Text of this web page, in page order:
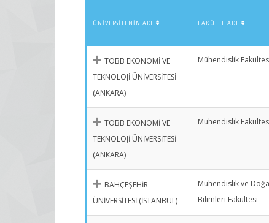
ÜNIVERSITENIN ADI FAKÜLTE ADI
TOBB EKONOMİ VE
TEKNOLOJİ ÜNİVERSİTESİ
(ANKARA)
Mühendislik
TOBB EKONOMİ VE
TEKNOLOJİ ÜNİVERSİTESİ
(ANKARA)
Mühendislik
BAHÇEŞEHİR
ÜNİVERSİTESİ (İSTANBUL)
Mühendislik ve Doğa
Bilimleri Fakültesi